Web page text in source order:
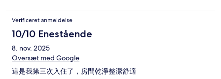
Verificeret anmeldelse
10/10 Enestående
8. nov. 2025
Oversæt med Google
這是我第三次入住了，房間乾淨整潔舒適